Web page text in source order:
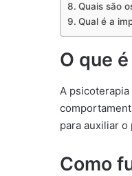
Quais são
Qual é a
O que
A
para auxiliar
Como